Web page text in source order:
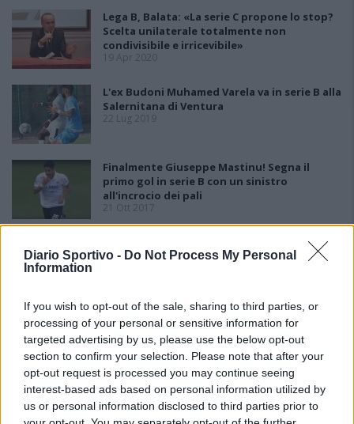
Diario Sportivo - Do Not Process My Personal
Information
If you wish to opt-out of the sale, sharing to third parties, or
processing of your personal or sensitive information for
targeted advertising by us, please use the below opt-out
section to confirm your selection. Please note that after your
opt-out request is processed you may continue seeing
interest-based ads based on personal information utilized by
us or personal information disclosed to third parties prior to
Lega B, Balata: «La serie C propone lo stop?
Scelta unilaterale totalmente non
condivisibile e irricevibile»
19 Apr 2020
L'ex Budoni Muhamed Varela va in serie B alla
Salernitana di Ventura
22 Lug 2019
Finalmente Giuseppe Mastinu! Segna il
primo gol in serie B con un sinistro
all'incrocio dei pali
21 Ott 2017
Sofiane Kadi ha detto sì alla Salernitana, per
l'ex Lanusei un contratto triennale e andrà